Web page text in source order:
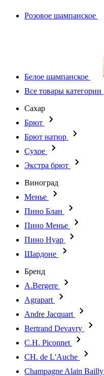
Розовое шампанское
Белое шампанское
Все товары категории
Сахар
Брют
Брют натюр
Сухое
Экстра брют
Виноград
Менье
Пино Блан
Пино Менье
Пино Нуар
Шардоне
Бренд
A.Bergere
Agrapart
Andre Jacquart
Bertrand Devavry
C.H. Piconnet
CH. de L'Auche
Champagne Alain Bailly